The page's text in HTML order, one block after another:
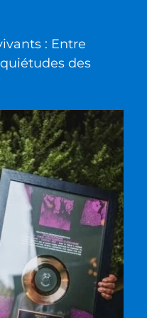
: Entre
des